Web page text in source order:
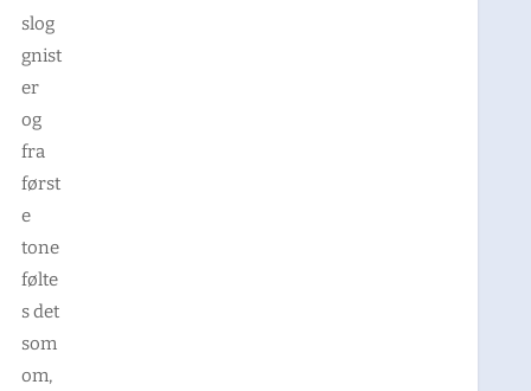
slog
gnist
er
og
fra
først
e
tone
følte
s det
som
om,